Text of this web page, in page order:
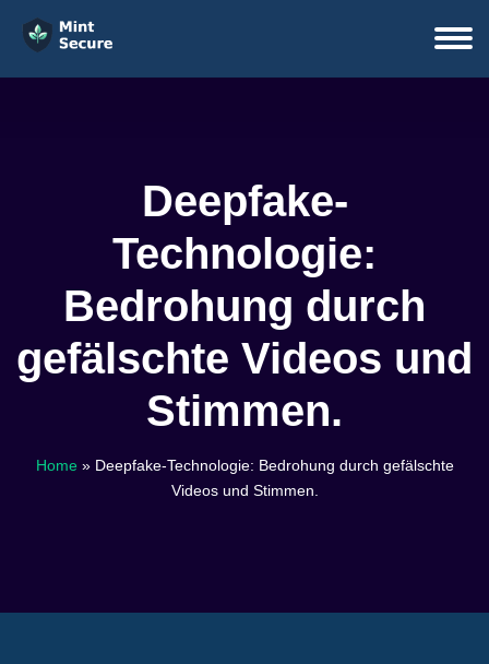
Deepfake-
Technologie:
Bedrohung durch
gefälschte Videos und
Stimmen.
Home» Deepfake-Technologie: Bedrohung durch gefälschte
Videos und Stimmen.